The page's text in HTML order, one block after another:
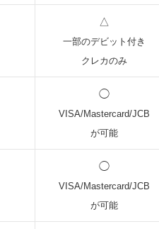
△
一部のデビット付き
クレカのみ
◯
VISA/Mastercard/JCB
が可能
◯
VISA/Mastercard/JCB
が可能